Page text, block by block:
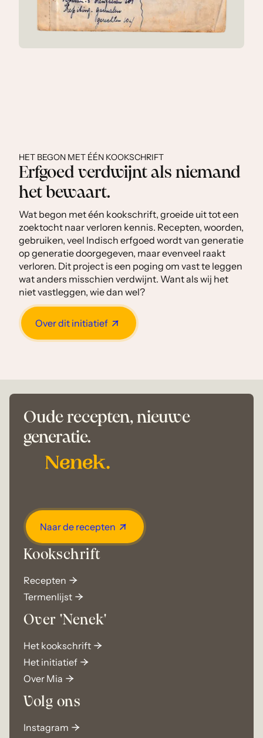
HET BEGON MET ÉÉN KOOKSCHRIFT
Erfgoed verdwijnt als niemand
het bewaart.
Wat begon met één kookschrift, groeide uit tot een
zoektocht naar verloren kennis. Recepten, woorden,
gebruiken, veel Indisch erfgoed wordt van generatie
op generatie doorgegeven, maar evenveel raakt
verloren. Dit project is een poging om vast te leggen
wat anders misschien verdwijnt. Want als wij het
niet vastleggen, wie dan wel?
Over dit initiatief
Oude recepten, nieuwe
generatie.
Naar de recepten
Kookschrift
Recepten
Termenlijst
Over 'Nenek'
Het kookschrift
Het initiatief
Over Mia
Volg ons
Instagram